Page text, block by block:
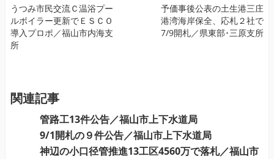
投
稿
ナ
ビ
シ
うつみ市民交流Ｃ温浴プー
ルボイラー更新でＥＳＣＯ
導入プロポ／福山市内海支
所
予価事後公表の土生港三庄
港湾海岸保全、応札２社で
7/9開札／県東部･三原支所
関連記事
管路工13件公告／福山市上下水道局
9/1開札の９件公告／福山市上下水道局
神辺の小口径管推進13工区4560万で落札／福山市